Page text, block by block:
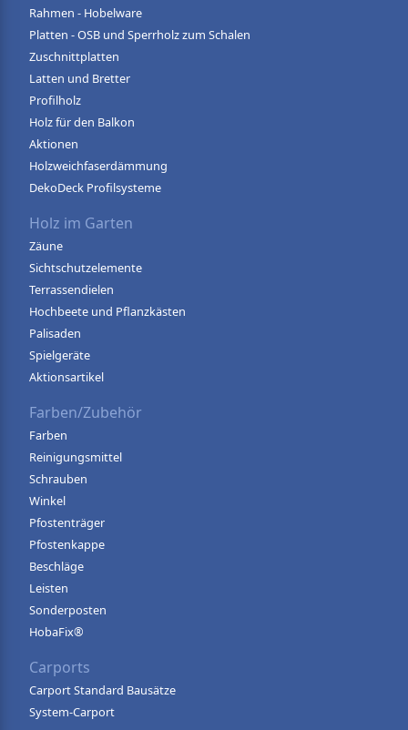
Rahmen - Hobelware
Platten - OSB und Sperrholz zum Schalen
Zuschnittplatten
Latten und Bretter
Profilholz
Holz für den Balkon
Aktionen
Holzweichfaserdämmung
DekoDeck Profilsysteme
Holz im Garten
Zäune
Sichtschutzelemente
Terrassendielen
Hochbeete und Pflanzkästen
Palisaden
Spielgeräte
Aktionsartikel
Farben/Zubehör
Farben
Reinigungsmittel
Schrauben
Winkel
Pfostenträger
Pfostenkappe
Beschläge
Leisten
Sonderposten
HobaFix®
Carports
Carport Standard Bausätze
System-Carport